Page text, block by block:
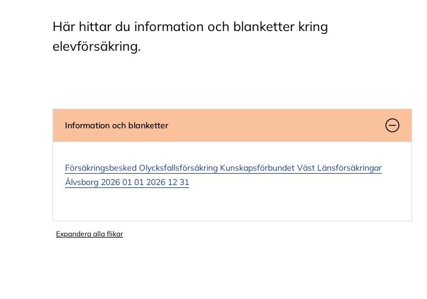
Här hittar du information och blanketter kring
elevförsäkring.
Information och blanketter
Försäkringsbesked Olycksfallsförsäkring Kunskapsförbundet Väst Länsförsäkringar
Älvsborg 2026 01 01 2026 12 31
Expandera alla flikar